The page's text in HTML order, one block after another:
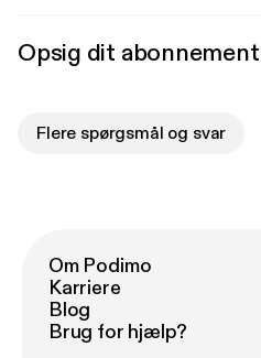
Opsig dit abonnement
Flere spørgsmål og svar
Om Podimo
Karriere
Blog
Brug for hjælp?